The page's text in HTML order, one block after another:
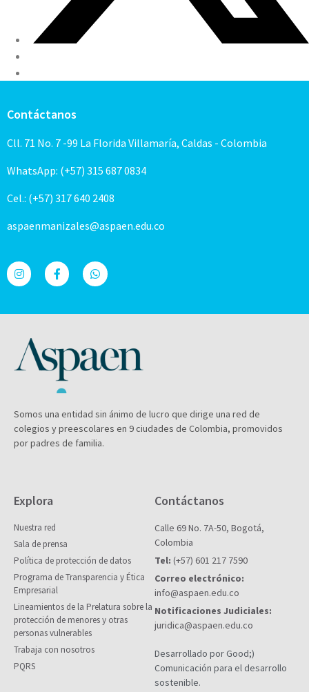
Contáctanos
Cll. 71 No. 7 -99 La Florida Villamaría, Caldas - Colombia
WhatsApp: (+57) 315 687 0834
Cel.: (+57) 317 640 2408
aspaenmanizales@aspaen.edu.co
Somos una entidad sin ánimo de lucro que dirige una red de
colegios y preescolares en 9 ciudades de Colombia, promovidos
por padres de familia.
Explora
Nuestra red
Sala de prensa
Política de protección de datos
Programa de Transparencia y Ética
Empresarial
Lineamientos de la Prelatura sobre la
protección de menores y otras
personas vulnerables
Trabaja con nosotros
PQRS
Contáctanos
Calle 69 No. 7A-50, Bogotá,
Colombia
Tel: (+57) 601 217 7590
Correo electrónico:
info@aspaen.edu.co
Notificaciones Judiciales:
juridica@aspaen.edu.co
Desarrollado por Good;)
Comunicación para el desarrollo
sostenible.